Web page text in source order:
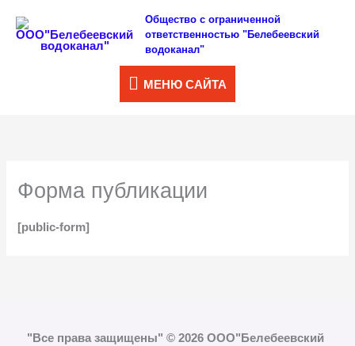
Общество с ограниченной
ответственностью "Белебеевский
водоканал"
МЕНЮ
САЙТА
МЕНЮ САЙТА
Форма публикации
[public-form]
"Все права защищены" © 2026 ООО"Белебеевский